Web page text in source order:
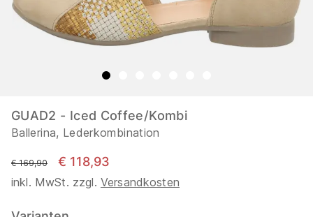
GUAD2 - Iced Coffee/Kombi
Ballerina, Lederkombination
statt
€ 169,90 € 118,93
inkl. MwSt. zzgl. Versandkosten